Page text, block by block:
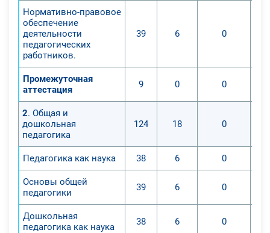
Нормативно-правовое
обеспечение
деятельности
педагогических
работников.
39 6 0
Промежуточная
аттестация
9 0 0
2. Общая и
дошкольная
педагогика
124 18 0
Педагогика как наука 38 6 0
Основы общей
педагогики
39 6 0
Дошкольная
педагогика как наука
38 6 0